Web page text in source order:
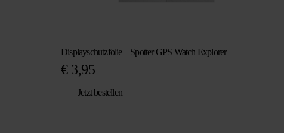
Displayschutzfolie – Spotter GPS Watch Explorer
€3,95
Jetzt bestellen